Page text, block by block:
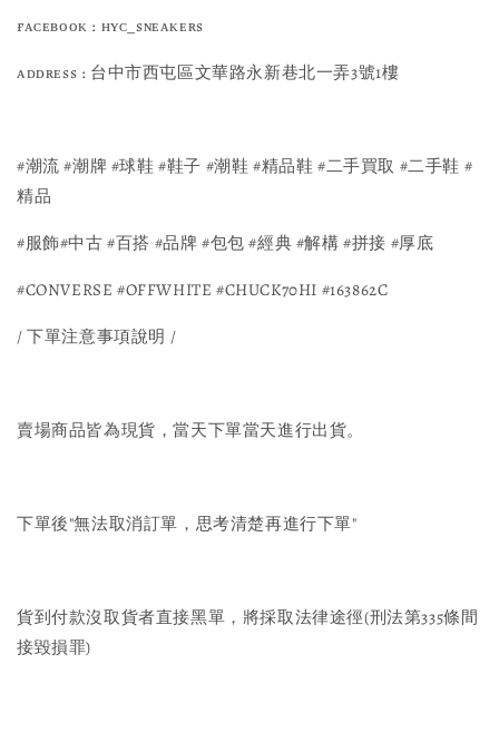
ғᴀᴄᴇʙᴏᴏᴋ : ʜʏᴄ_sɴᴇᴀᴋᴇʀs
ᴀᴅᴅʀᴇss : 台中市西屯區文華路永新巷北一弄3號1樓
#潮流 #潮牌 #球鞋 #鞋子 #潮鞋 #精品鞋 #二手買取 #二手鞋 #
精品
#服飾#中古 #百搭 #品牌 #包包 #經典 #解構 #拼接 #厚底
#CONVERSE #OFFWHITE #CHUCK70HI #163862C
/ 下單注意事項說明 /
賣場商品皆為現貨，當天下單當天進行出貨。
下單後"無法取消訂單，思考清楚再進行下單"
貨到付款沒取貨者直接黑單，將採取法律途徑(刑法第335條間
接毀損罪)